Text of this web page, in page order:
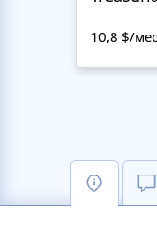
10,8 $/мес